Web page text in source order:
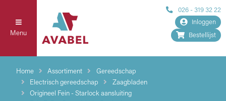
Menu
026 - 319 32 22
Inloggen
Bestellijst
Home Assortiment
Gereedschap
Electrisch gereedschap
Zaagbladen
Origineel Fein - Starlock aansluiting